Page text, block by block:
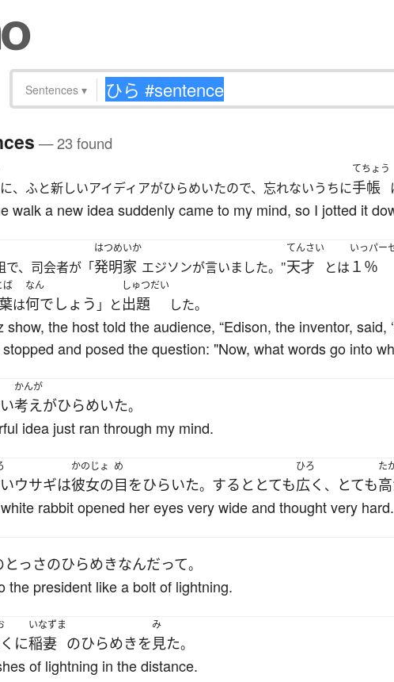
Sentences ▾
— 23 found
に、ふと新しいアイディアがひらめいたので、忘れないうちに
てちょう
手帳
walk a new idea suddenly came to my mind, so I jotted it
で、司会者が「
はつめいか
発明家 エジソンが言いました。"
てんさい
天才 とは
いっパー
１％
ば
は
なん
何でしょう 」と
しゅつだい
出題 した。
show, the host told the audience, “Edison, the inventor, said,
and posed the question: "Now, what words go into
かんが
考えがひらめいた。
idea just ran through my mind.
ウサギは
かのじょ
彼女の
め
目 をひらいた。 すると とても
ひろ
広く 、 とても
た
rabbit opened her eyes very wide and thought very hard.
とっさのひらめきなんだって。
the president like a bolt of lightning.
に
いなずま
稲妻 のひらめきを
み
見た。
of lightning in the distance.